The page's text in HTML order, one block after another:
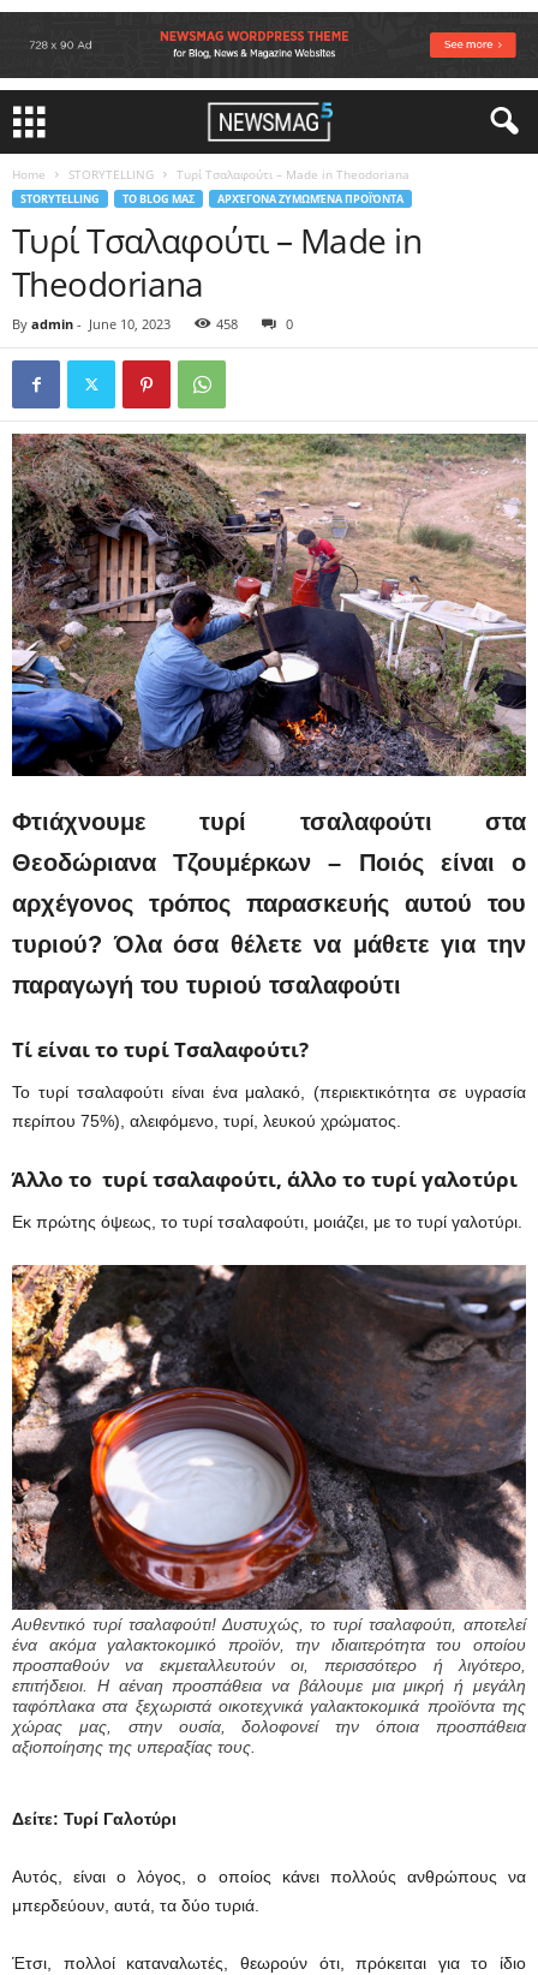
Home STORYTELLING Τυρί Τσαλαφούτι – Made in Theodoriana
STORYTELLING ΤΟ BLOG ΜΑΣ ΑΡΧΈΓΟΝΑ ΖΥΜΩΜΈΝΑ ΠΡΟΪΌΝΤΑ
Τυρί Τσαλαφούτι – Made in
Theodoriana
By admin - June 10, 2023 458 0
Φτιάχνουμε τυρί τσαλαφούτι στα
Θεοδώριανα Τζουμέρκων – Ποιός είναι ο
αρχέγονος τρόπος παρασκευής αυτού του
τυριού? Όλα όσα θέλετε να μάθετε για την
παραγωγή του τυριού τσαλαφούτι
Τί είναι το τυρί Τσαλαφούτι?
Το τυρί τσαλαφούτι είναι ένα μαλακό, (περιεκτικότητα σε υγρασία
περίπου 75%), αλειφόμενο, τυρί, λευκού χρώματος.
Άλλο το τυρί τσαλαφούτι, άλλο το τυρί γαλοτύρι
Εκ πρώτης όψεως, το τυρί τσαλαφούτι, μοιάζει, με το τυρί γαλοτύρι.
Αυθεντικό τυρί τσαλαφούτι! Δυστυχώς, το τυρί τσαλαφούτι, αποτελεί
ένα ακόμα γαλακτοκομικό προϊόν, την ιδιαιτερότητα του οποίου
προσπαθούν να εκμεταλλευτούν οι, περισσότερο ή λιγότερο,
επιτήδειοι. Η αέναη προσπάθεια να βάλουμε μια μικρή ή μεγάλη
ταφόπλακα στα ξεχωριστά οικοτεχνικά γαλακτοκομικά προϊόντα της
χώρας μας, στην ουσία, δολοφονεί την όποια προσπάθεια
αξιοποίησης της υπεραξίας τους.
Δείτε: Τυρί Γαλοτύρι
Αυτός, είναι ο λόγος, ο οποίος κάνει πολλούς ανθρώπους να
μπερδεύουν, αυτά, τα δύο τυριά.
Έτσι, πολλοί καταναλωτές, θεωρούν ότι, πρόκειται για το ίδιο